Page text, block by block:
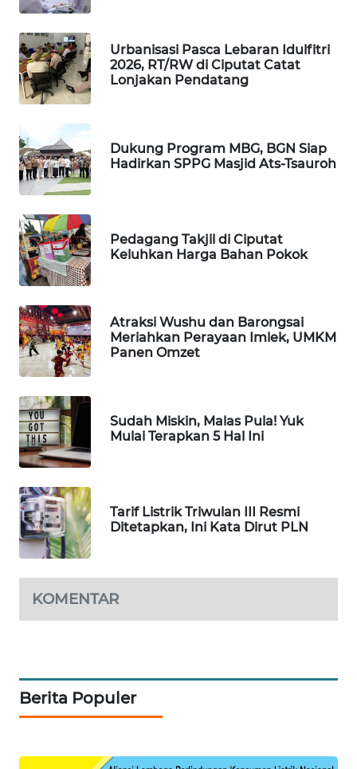
Urbanisasi Pasca Lebaran Idulfitri
2026, RT/RW di Ciputat Catat
Lonjakan Pendatang
Dukung Program MBG, BGN Siap
Hadirkan SPPG Masjid Ats-Tsauroh
Pedagang Takjil di Ciputat
Keluhkan Harga Bahan Pokok
Atraksi Wushu dan Barongsai
Meriahkan Perayaan Imlek, UMKM
Panen Omzet
Sudah Miskin, Malas Pula! Yuk
Mulai Terapkan 5 Hal Ini
Tarif Listrik Triwulan III Resmi
Ditetapkan, Ini Kata Dirut PLN
KOMENTAR
Berita Populer
MAWAKA
MARTABAT
NET
WATCH
MKLI
LPKKI
LKKI
KOPEKLIN
PORTAL
KONSUMEN
FORWAMKI
ALPERKLINAS
FORJASIDA
TAMBANG
NEWS
SITUNGIR
SIBARAGAS